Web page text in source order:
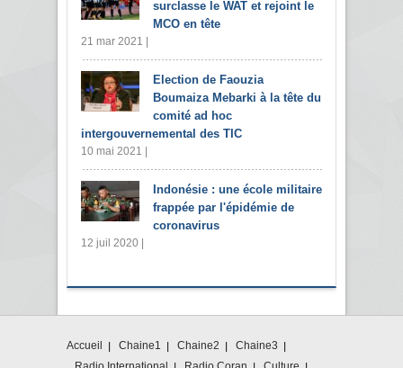
surclasse le WAT et rejoint le
MCO en tête
21 mar 2021 |
Election de Faouzia
Boumaiza Mebarki à la tête du
comité ad hoc
intergouvernemental des TIC
10 mai 2021 |
Indonésie : une école militaire
frappée par l'épidémie de
coronavirus
12 juil 2020 |
Accueil Chaine1 Chaine2
Chaine3